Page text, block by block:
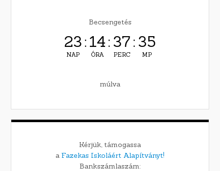
Becsengetés
23
NAP
:14
ÓRA
:37
PERC
:34
MP
múlva
Kérjük, támogassa
a Fazekas Iskoláért Alapítványt!
Bankszámlaszám: